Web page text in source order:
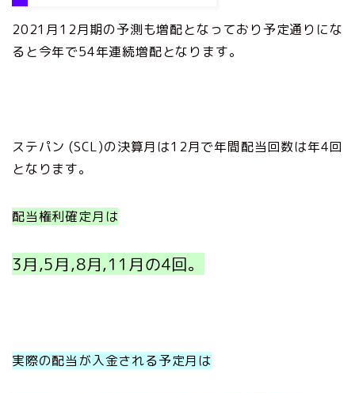
2021月12月期の予測も増配となっており予定通りにな
ると今年で54年連続増配となります。
ステパン (SCL)の決算月は12月で年間配当回数は年4回
となります。
配当権利確定月は
3月,5月,8月,11月の4回。
実際の配当が入金される予定月は